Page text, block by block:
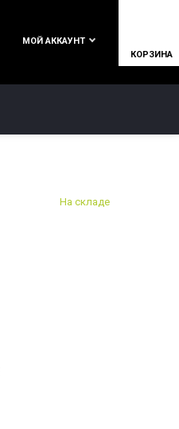
МОЙ АККАУНТ
КОРЗИНА
На складе